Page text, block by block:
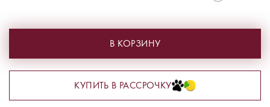
В КОРЗИНУ
КУПИТЬ В РАССРОЧКУ